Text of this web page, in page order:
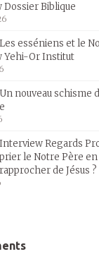
Biblique
Les esséniens et le
Yehi-Or Institut
Un nouveau schisme
Interview Regards
prier le Notre Père
rapprocher de Jésus ?